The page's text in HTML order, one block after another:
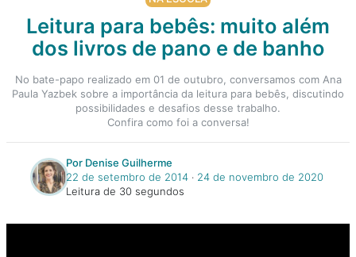
Leitura para bebês: muito além
dos livros de pano e de banho
No bate-papo realizado em 01 de outubro, conversamos com Ana
Paula Yazbek sobre a importância da leitura para bebês, discutindo
possibilidades e desafios desse trabalho.
Confira como foi a conversa!
Por Denise Guilherme
22 de setembro de 2014 ‧ 24 de novembro de 2020
Leitura de 30 segundos